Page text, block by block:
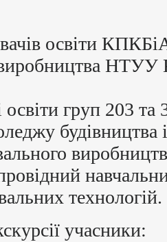
освіти
НТУУ
груп 203 та
будівництва
технологій.
учасники: